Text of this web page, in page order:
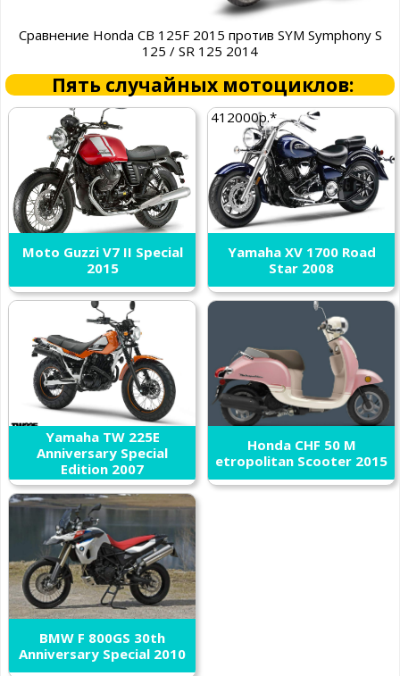
Сравнение Honda CB 125F 2015 против SYM Symphony S
125 / SR 125 2014
Пять случайных мотоциклов:
Moto Guzzi V7 II Special
2015
412000р.*
Yamaha XV 1700 Road
Star 2008
Yamaha TW 225E
Anniversary Special
Edition 2007
Honda CHF 50 M
etropolitan Scooter 2015
BMW F 800GS 30th
Anniversary Special 2010